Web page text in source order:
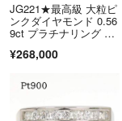
▼特商法https://
▼返品特約https://
JG221★最高級 大粒ピ
ンクダイヤモンド 0.56
9ct プラチナリング ソ
¥268,000